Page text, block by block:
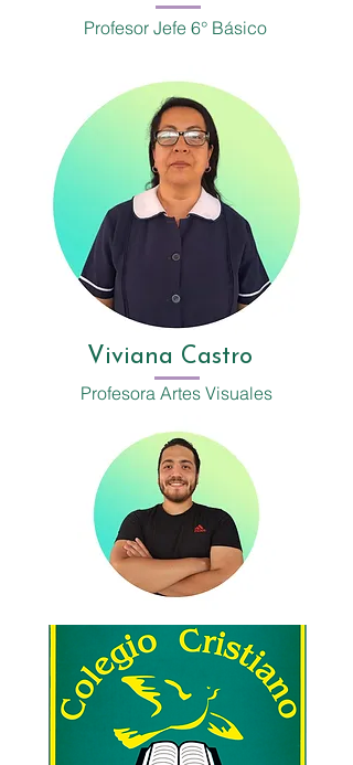
Profesor Jefe 6° Básico
Viviana Castro
Profesora Artes Visuales